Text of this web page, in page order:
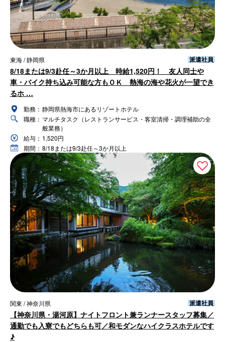
東海 / 静岡県 派遣社員
8/18または9/3赴任～3か月以上 時給1,520円！ 友人同士や
車・バイク持ち込み可能な方もＯＫ 熱海の海や花火が一望でき
るホ …
勤務： 静岡県熱海市にあるリゾートホテル
職種： マルチタスク（レストランサービス・客室清掃・調理補助の全
般業務）
給与： 1,520円
期間： 8/18または9/3赴任～3か月以上
関東 / 神奈川県 派遣社員
【神奈川県・湯河原】ナイトフロント兼ランナースタッフ募集／
通勤でも入寮でもどちらも可／和モダンなハイクラスホテルです
♪